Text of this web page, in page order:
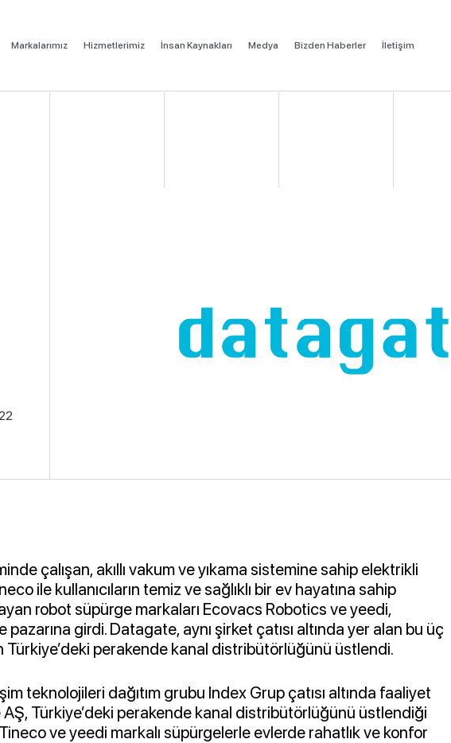
Markalarımız Hizmetlerimiz İnsan Kaynakları Medya Bizden Haberler İletişim
çalışan, akıllı vakum ve yıkama sistemine sahip elektrikli
ile kullanıcıların temiz ve sağlıklı bir ev hayatına sahip
robot süpürge markaları Ecovacs Robotics ve yeedi,
girdi. Datagate, aynı şirket çatısı altında yer alan bu üç
Türkiye’deki perakende kanal distribütörlüğünü üstlendi.
teknolojileri dağıtım grubu Index Grup çatısı altında faaliyet
Türkiye’deki perakende kanal distribütörlüğünü üstlendiği
ve yeedi markalı süpürgelerle evlerde rahatlık ve konfor